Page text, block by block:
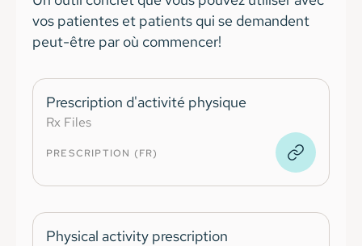
vos patientes et patients qui se demandent
peut-être par où commencer!
Prescription d'activité physique
Rx Files
PRESCRIPTION (FR)
Physical activity prescription